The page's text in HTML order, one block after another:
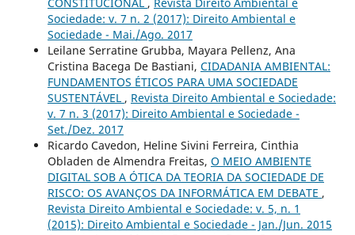
CONSTITUCIONAL , Revista Direito Ambiental e
Sociedade: v. 7 n. 2 (2017): Direito Ambiental e
Sociedade - Mai./Ago. 2017
Leilane Serratine Grubba, Mayara Pellenz, Ana
Cristina Bacega De Bastiani, CIDADANIA AMBIENTAL:
FUNDAMENTOS ÉTICOS PARA UMA SOCIEDADE
SUSTENTÁVEL , Revista Direito Ambiental e Sociedade:
v. 7 n. 3 (2017): Direito Ambiental e Sociedade -
Set./Dez. 2017
Ricardo Cavedon, Heline Sivini Ferreira, Cinthia
Obladen de Almendra Freitas, O MEIO AMBIENTE
DIGITAL SOB A ÓTICA DA TEORIA DA SOCIEDADE DE
RISCO: OS AVANÇOS DA INFORMÁTICA EM DEBATE ,
Revista Direito Ambiental e Sociedade: v. 5, n. 1
(2015): Direito Ambiental e Sociedade - Jan./Jun. 2015